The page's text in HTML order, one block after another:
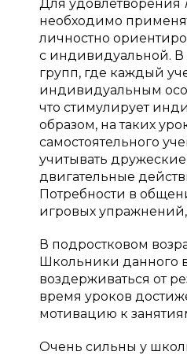
Для удовлетворения
необходимо
личностно
с индивидуальной. В
групп, где каждый
индивидуальным
что стимулирует
образом, на таких
самостоятельного
учитывать
двигательные
Потребности в
игровых
В подростковом
Школьники данного
воздерживаться от
время уроков
мотивацию к
Очень сильны у